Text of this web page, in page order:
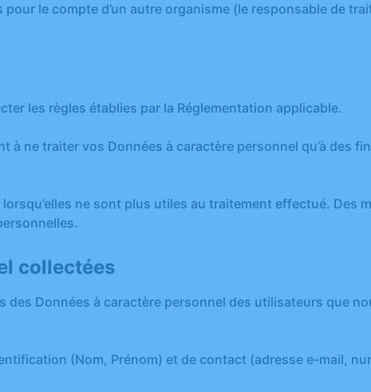
le compte d’un autre organisme (le responsable de
les règles établies par la Réglementation applicable.
ne traiter vos Données à caractère personnel qu’à des
ne sont plus utiles au traitement effectué. Des
collectées
des Données à caractère personnel des utilisateurs que
(Nom, Prénom) et de contact (adresse e-mail,